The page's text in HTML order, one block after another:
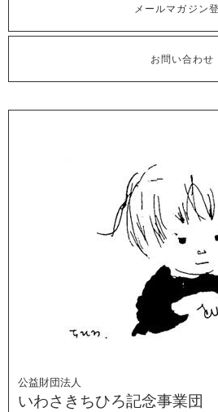
メールマガジン
お問い合わせ
公益財団法人
いわさきちひろ記念事業団